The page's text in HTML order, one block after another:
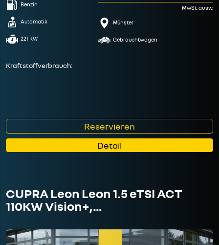
Benzin
Automatik
221 KW
MwSt. ausw.
Münster
Gebrauchtwagen
Kraftstoffverbrauch:
Reservieren
Detail
CUPRA Leon Leon 1.5 eTSI ACT
110KW Vision+,…